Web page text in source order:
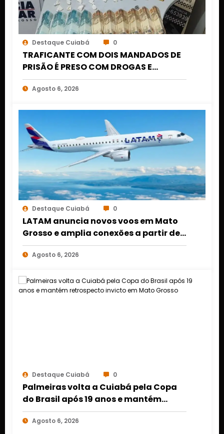
Destaque Cuiabá 0
TRAFICANTE COM DOIS MANDADOS DE
PRISÃO É PRESO COM DROGAS E
DINHEIRO NO 1º DE MARÇO EM CUIABÁ
Agosto 6, 2026
Destaque Cuiabá 0
LATAM anuncia novos voos em Mato
Grosso e amplia conexões a partir de
Cuiabá e Rondonópolis
Agosto 6, 2026
Destaque Cuiabá 0
Palmeiras volta a Cuiabá pela Copa
do Brasil após 19 anos e mantém
retrospecto invicto em Mato Grosso
Agosto 6, 2026